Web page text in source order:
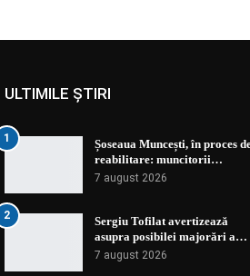
ULTIMILE ȘTIRI
1
Șoseaua Muncești, în proces
reabilitare: muncitorii…
7 august 2026
2
Sergiu Tofilat avertizează
asupra posibilei majorări a…
7 august 2026